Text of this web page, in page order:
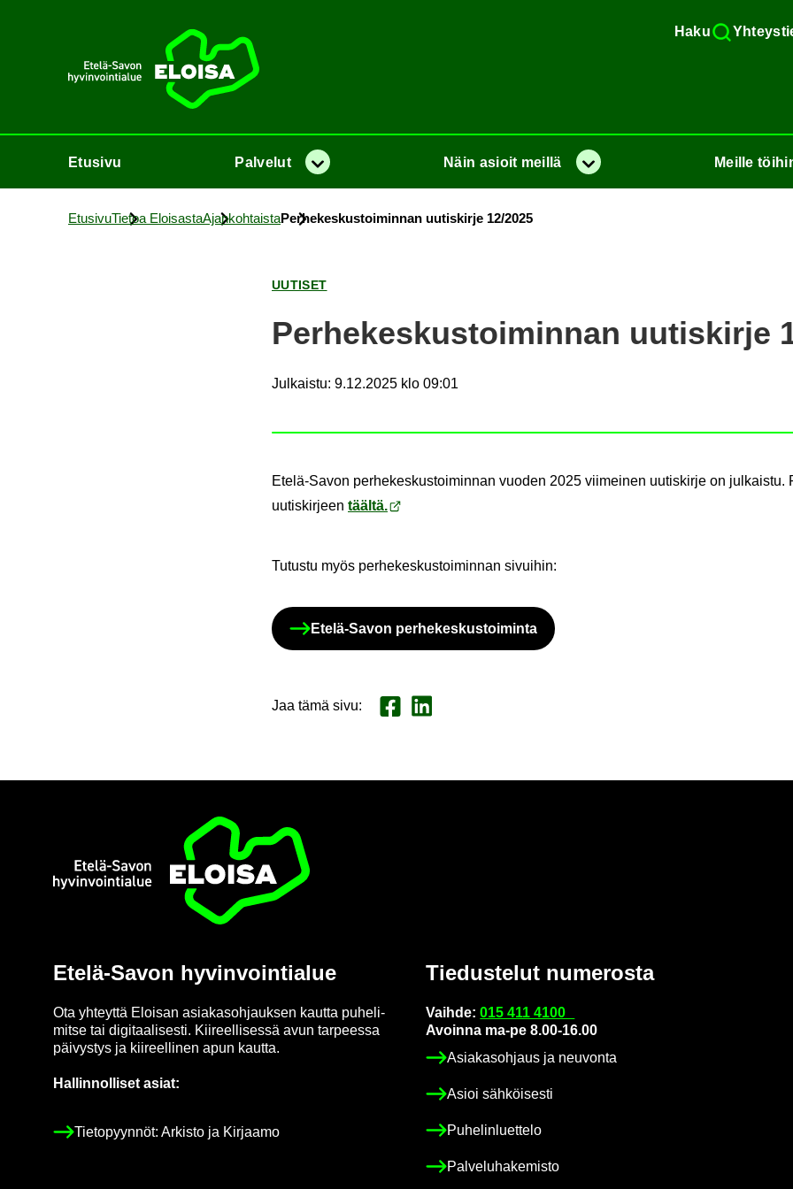
Haku
Etusi­vu
Etusi­vu Pal­ve­lut Va­lik­ko Näin asioit meil­lä Va­lik­ko Meil­le
Etusi­vuTie­toa Eloi­sas­taAjan­koh­tais­taPer­he­kes­kus­toi­min­nan uu­tis­kir­je 12/2025
UU­TI­SET
Per­he­kes­kus­toi­min­nan uu­tis­kir­je
Julkaistu: 9.12.2025 klo 09:01
Etelä-​Savon per­he­kes­kus­toi­min­nan vuo­den 2025 vii­mei­nen uu­tis­kir­je on jul­kais­tu.
uu­tis­kir­jeen tääl­tä.
Tu­tus­tu myös per­he­kes­kus­toi­min­nan si­vui­hin:
Etelä-​Savon per­he­kes­kus­toi­min­ta
Jaa tämä sivu: Jaa Face­book
Jaa Lin­ke­dI­nis­sä
Etusi­vu
Etelä-​Savon hy­vin­voin­tia­lue
Ota yh­teyt­tä Eloi­san asia­kas­oh­jauk­sen kaut­ta pu­he­li­
mit­se tai di­gi­taa­li­ses­ti. Kii­reel­li­ses­sä avun tar­pees­sa
päi­vys­tys ja kii­reel­li­nen apun kaut­ta.
Hal­lin­nol­li­set asiat:
Tie­to­pyyn­nöt: Ar­kis­to ja Kir­jaa­mo
Tie­dus­te­lut nu­me­ros­ta
Vaih­de:015 411 4100
Avoin­na ma-pe 8.00-16.00
Asia­kas­oh­jaus ja neu­von­ta
Asioi säh­köi­ses­ti
Pu­he­lin­luet­te­lo
Pal­ve­lu­ha­ke­mis­to